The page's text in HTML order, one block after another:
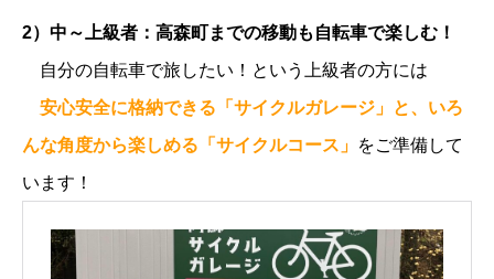
2）中～上級者：高森町までの移動も自転車で楽しむ！
自分の自転車で旅したい！という上級者の方には
安心安全に格納できる「サイクルガレージ」と、いろ
んな角度から楽しめる「サイクルコース」 をご準備して
います！